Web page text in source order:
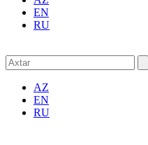
EN
RU
AZ
EN
RU